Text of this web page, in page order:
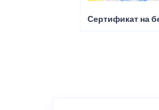
Сертификат на